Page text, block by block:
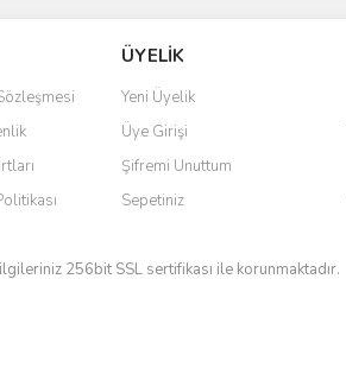
ÜYELİK
Yeni Üyelik
Üye Girişi
Şifremi Unuttum
Sepetiniz
256bit SSL sertifikası ile korunmaktadır.